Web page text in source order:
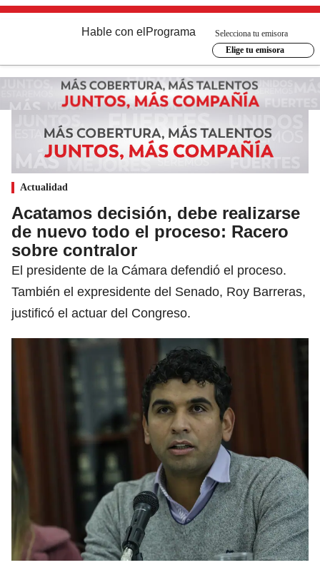
Hable con el Programa
Selecciona tu emisora
Elige tu emisora
Actualidad
Acatamos decisión, debe realizarse
de nuevo todo el proceso: Racero
sobre contralor
El presidente de la Cámara defendió el proceso.
También el expresidente del Senado, Roy Barreras,
justificó el actuar del Congreso.